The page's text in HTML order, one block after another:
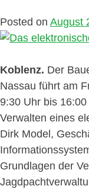
Posted on August
Koblenz. Der
Nassau führt am
9:30 Uhr bis
Verwalten eines
Dirk Model,
Grundlagen der